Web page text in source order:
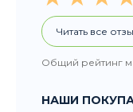
Добрый день,
быстро
Рейтинг